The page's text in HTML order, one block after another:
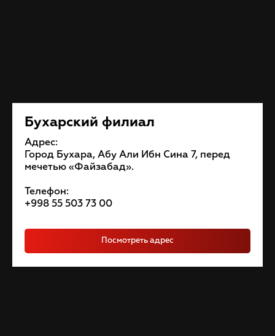
Бухарский филиал
Адрес:
Город Бухара, Абу Али Ибн Сина 7, перед
мечетью «Файзабад».
Телефон:
+998 55 503 73 00
Посмотреть адрес